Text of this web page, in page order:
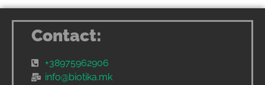
Contact:
+38975962906
info@biotika.mk